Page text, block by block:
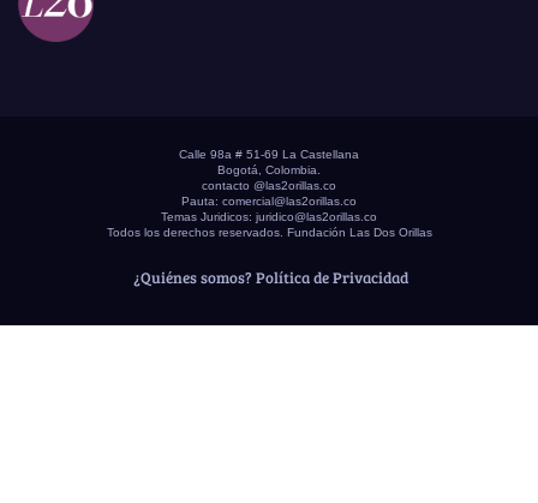
Calle 98a # 51-69 La Castellana
Bogotá, Colombia.
contacto @las2orillas.co
Pauta: comercial@las2orillas.co
Temas Juridicos: juridico@las2orillas.co
Todos los derechos reservados. Fundación Las Dos Orillas
¿Quiénes somos? Política de Privacidad